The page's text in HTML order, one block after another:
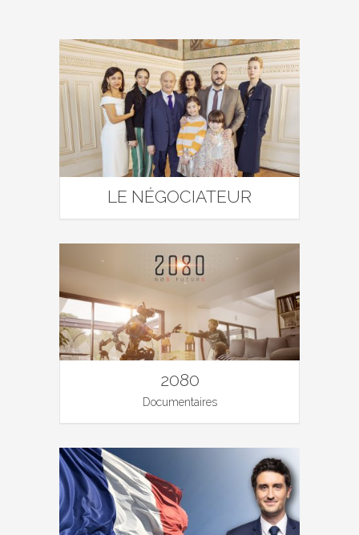
LE NÉGOCIATEUR
2080
Documentaires